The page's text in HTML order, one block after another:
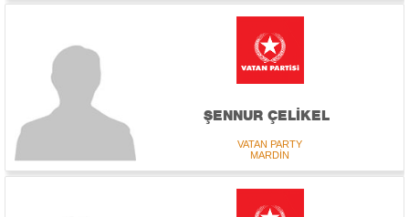
ŞENNUR ÇELİKEL
VATAN PARTY
MARDİN